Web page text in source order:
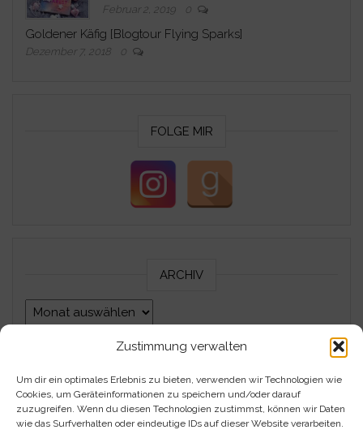
Zustimmung verwalten
Um dir ein optimales Erlebnis zu bieten, verwenden wir Technologien wie
Cookies, um Geräteinformationen zu speichern und/oder darauf
zuzugreifen. Wenn du diesen Technologien zustimmst, können wir Daten
wie das Surfverhalten oder eindeutige IDs auf dieser Website verarbeiten.
Februar 2, 2019 0
Goldener Käfig [Blogtour Flying Sparks]
Dezember 7, 2018 0
FOLGE MIR
ARCHIV
Archiv
Impressum
Datenschutzerklärung